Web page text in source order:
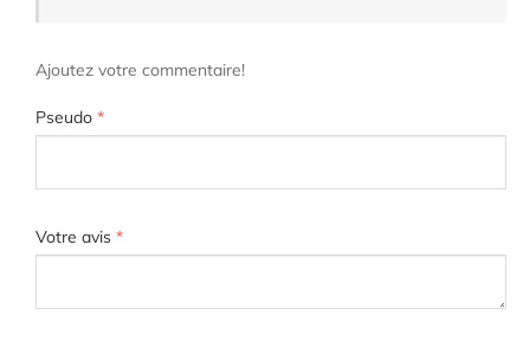
Ajoutez votre commentaire!
Pseudo *
Votre avis *